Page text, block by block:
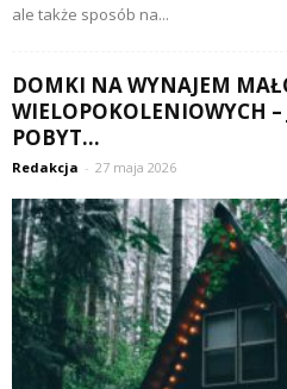
ale także sposób na...
DOMKI NA WYNAJEM
WIELOPOKOLENIOWYCH
POBYT...
Redakcja - 27 maja 2026